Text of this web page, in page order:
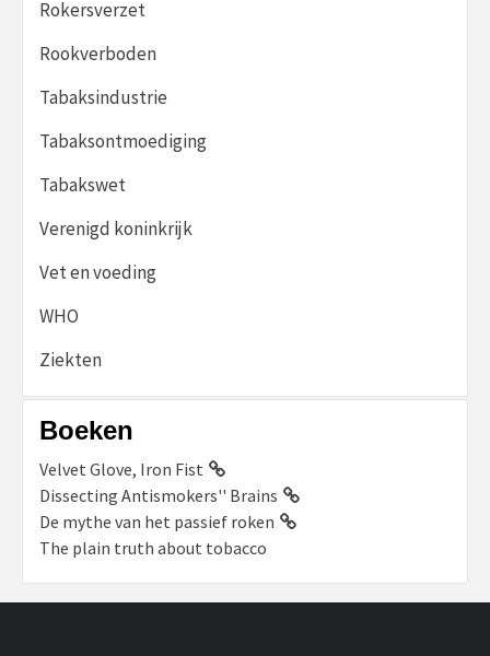
Rokersverzet
Rookverboden
Tabaksindustrie
Tabaksontmoediging
Tabakswet
Verenigd koninkrijk
Vet en voeding
WHO
Ziekten
Boeken
Velvet Glove, Iron Fist
Dissecting Antismokers'' Brains
De mythe van het passief roken
The plain truth about tobacco